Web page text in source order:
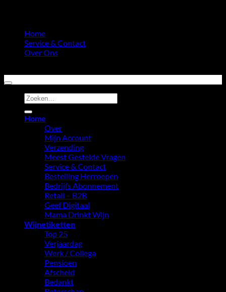
Home
Service & Contact
Over Ons
Zoeken
naar:
Home
Over
Mijn Account
Verzending
Meest Gestelde Vragen
Service & Contact
Bestelling Herroepen
Bedrijfs Abonnement
Retail – B2B
Geef Digitaal
Mama Drinkt Wijn
Wijnetiketten
Top 25
Verjaardag
Werk / Collega
Pensioen
Afscheid
Bedankt